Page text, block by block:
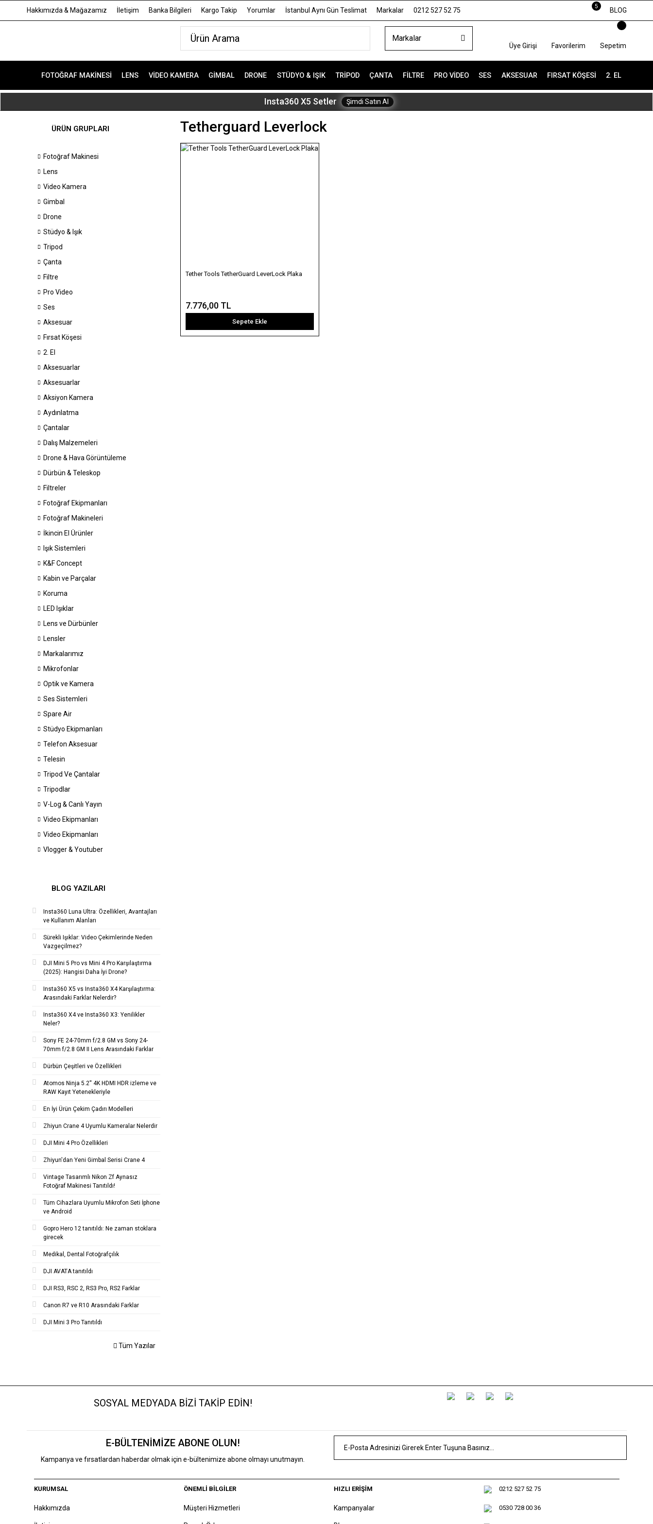
Hakkımızda & Mağazamız İletişim Banka Bilgileri Kargo Takip Yorumlar İstanbul Aynı Gün Teslimat Markalar 0212 527 52 75
5
BLOG
Markalar
Üye Girişi Favorilerim Sepetim
FOTOĞRAF MAKINESI LENS VIDEO KAMERA GIMBAL DRONE STÜDYO & IŞIK TRIPOD ÇANTA FILTRE PRO VIDEO SES AKSESUAR FIRSAT KÖŞESI 2. EL
Insta360 X5 Setler Şimdi Satın Al
ÜRÜN GRUPLARI
Fotoğraf Makinesi
Lens
Video Kamera
Gimbal
Drone
Stüdyo & Işık
Tripod
Çanta
Filtre
Pro Video
Ses
Aksesuar
Fırsat Köşesi
2. El
Aksesuarlar
Aksesuarlar
Aksiyon Kamera
Aydınlatma
Çantalar
Dalış Malzemeleri
Drone & Hava Görüntüleme
Dürbün & Teleskop
Filtreler
Fotoğraf Ekipmanları
Fotoğraf Makineleri
İkincin El Ürünler
Işık Sistemleri
K&F Concept
Kabin ve Parçalar
Koruma
LED Işıklar
Lens ve Dürbünler
Lensler
Markalarımız
Mikrofonlar
Optik ve Kamera
Ses Sistemleri
Spare Air
Stüdyo Ekipmanları
Telefon Aksesuar
Telesin
Tripod Ve Çantalar
Tripodlar
V-Log & Canlı Yayın
Video Ekipmanları
Video Ekipmanları
Vlogger & Youtuber
BLOG YAZILARI
Insta360 Luna Ultra: Özellikleri, Avantajları
ve Kullanım Alanları
Sürekli Işıklar: Video Çekimlerinde Neden
Vazgeçilmez?
DJI Mini 5 Pro vs Mini 4 Pro Karşılaştırma
(2025): Hangisi Daha İyi Drone?
Insta360 X5 vs Insta360 X4 Karşılaştırma:
Arasındaki Farklar Nelerdir?
Insta360 X4 ve Insta360 X3: Yenilikler
Neler?
Sony FE 24-70mm f/2.8 GM vs Sony 24-
70mm f/2.8 GM II Lens Arasındaki Farklar
Dürbün Çeşitleri ve Özellikleri
Atomos Ninja 5.2'' 4K HDMI HDR izleme ve
RAW Kayıt Yetenekleriyle
En İyi Ürün Çekim Çadırı Modelleri
Zhiyun Crane 4 Uyumlu Kameralar Nelerdir
DJI Mini 4 Pro Özellikleri
Zhiyun'dan Yeni Gimbal Serisi Crane 4
Vintage Tasarımlı Nikon Zf Aynasız
Fotoğraf Makinesi Tanıtıldı!
Tüm Cihazlara Uyumlu Mikrofon Seti İphone
ve Android
Gopro Hero 12 tanıtıldı: Ne zaman stoklara
girecek
Medikal, Dental Fotoğrafçılık
DJI AVATA tanıtıldı
DJI RS3, RSC 2, RS3 Pro, RS2 Farklar
Canon R7 ve R10 Arasındaki Farklar
DJI Mini 3 Pro Tanıtıldı
Tüm Yazılar
Tetherguard Leverlock
Tether Tools TetherGuard LeverLock Plaka
7.776,00 TL
Sepete Ekle
SOSYAL MEDYADA BİZİ TAKİP EDİN!
E-BÜLTENİMİZE ABONE OLUN!
Kampanya ve fırsatlardan haberdar olmak için e-bültenimize abone olmayı unutmayın.
KURUMSAL
Hakkımızda
ÖNEMLİ BİLGİLER
Müşteri Hizmetleri
HIZLI ERİŞİM
Kampanyalar
0212 527 52 75
0530 728 00 36